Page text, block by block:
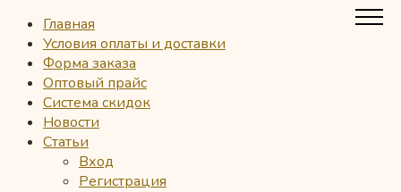
Главная
Условия оплаты и доставки
Форма заказа
Оптовый прайс
Система скидок
Новости
Статьи
Вход
Регистрация